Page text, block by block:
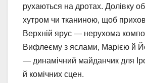
рухаються на дротах. Долівку
хутром чи тканиною, щоб
Верхній ярус — нерухома
Вифлеєму з яслами, Марією й
— динамічний майданчик для
й комічних сцен.